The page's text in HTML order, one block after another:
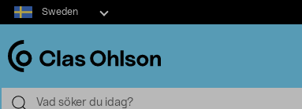
Select
market
Sweden